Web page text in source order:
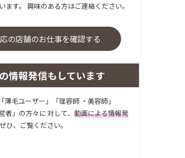
ます。 興味のある方はご連絡ください。
の店舗のお仕事を確認する
情報発信もしています
薄毛ユーザー」「理容師 ・美容師」
者」の方々に 対して、 動画による情報発
ひ、ご覧ください。